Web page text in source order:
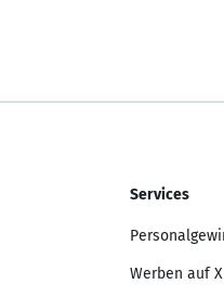
Services
Werben auf